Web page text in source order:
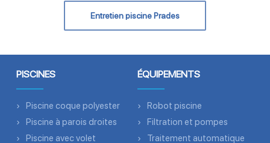
Entretien piscine Prades
PISCINES
Piscine coque polyester
Piscine à parois droites
Piscine avec volet
ÉQUIPEMENTS
Robot piscine
Filtration et pompes
Traitement automatique